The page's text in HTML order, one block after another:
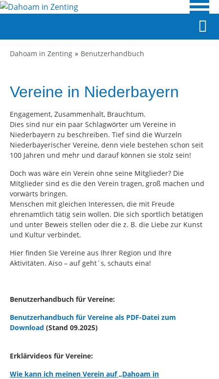
Dahoam in Zenting Benutzerhandbuch
Vereine in Niederbayern
Engagement, Zusammenhalt, Brauchtum.
Dies sind nur ein paar Schlagwörter um Vereine in
Niederbayern zu beschreiben. Tief sind die Wurzeln
Niederbayerischer Vereine, denn viele bestehen schon seit
100 Jahren und mehr und darauf können sie stolz sein!
Doch was wäre ein Verein ohne seine Mitglieder? Die
Mitglieder sind es die den Verein tragen, groß machen und
vorwärts bringen.
Menschen mit gleichen Interessen, die mit Freude
ehrenamtlich tätig sein wollen. Die sich sportlich betätigen
und unter Beweis stellen oder die z. B. die Liebe zur Kunst
und Kultur verbindet.
Hier finden Sie Vereine aus Ihrer Region und Ihre
Aktivitäten. Aiso – auf geht`s, schauts eina!
Benutzerhandbuch für Vereine:
Benutzerhandbuch für Vereine als PDF-Datei zum
Download (Stand 09.2025)
Erklärvideos für Vereine:
Wie kann ich meinen Verein auf „Dahoam in